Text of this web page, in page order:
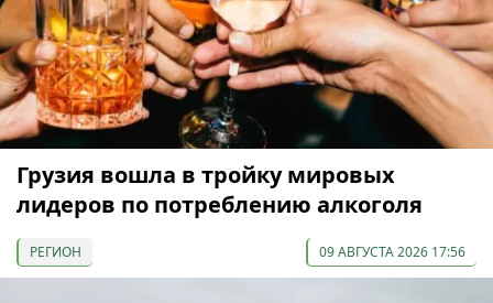
Грузия вошла в тройку мировых
лидеров по потреблению алкоголя
РЕГИОН 09 АВГУСТА 2026 17:56